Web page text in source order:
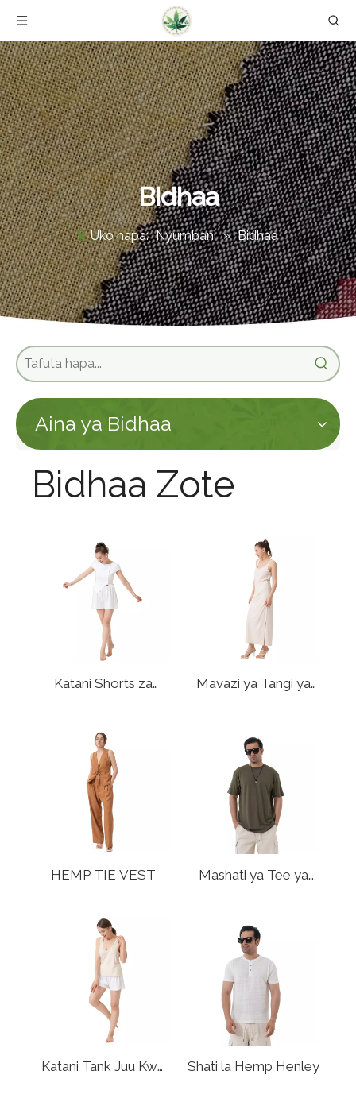
Bidhaa
Uko hapa: Nyumbani » Bidhaa
Aina ya Bidhaa
Bidhaa Zote
Katani Shorts za
Mavazi ya Tangi ya
HEMP TIE VEST
Mashati ya Tee ya
Katani Tank Juu Kwa
Shati la Hemp Henley